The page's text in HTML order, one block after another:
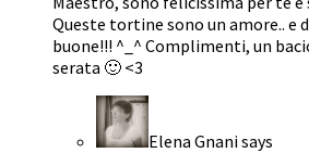
Queste tortine sono un amore.. e
buone!!! ^_^ Complimenti, un
serata 🙂 <3
Elena Gnanisays